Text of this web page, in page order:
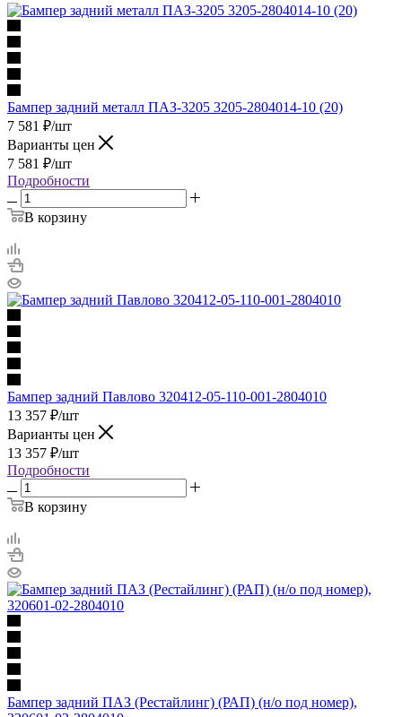
Бампер задний металл ПАЗ-3205 3205-2804014-10 (20)
7 581 ₽/шт
Варианты цен
7 581 ₽/шт
Подробности
В корзину
Бампер задний Павлово 320412-05-110-001-2804010
13 357 ₽/шт
Варианты цен
13 357 ₽/шт
Подробности
В корзину
Бампер задний ПАЗ (Рестайлинг) (РАП) (н/о под номер),